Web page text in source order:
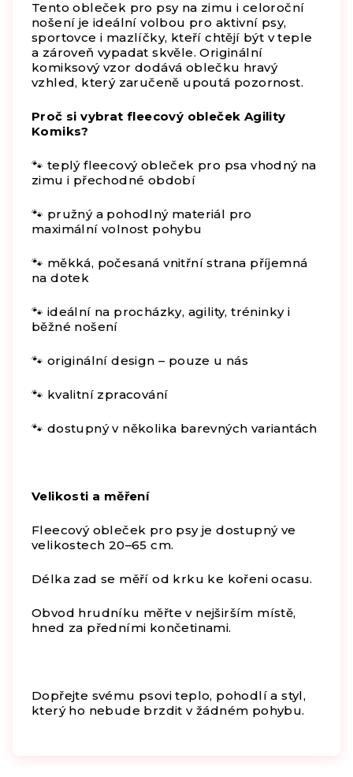
Tento obleček pro psy na zimu i celoroční
nošení je ideální volbou pro aktivní psy,
sportovce i mazlíčky, kteří chtějí být v teple
a zároveň vypadat skvěle. Originální
komiksový vzor dodává oblečku hravý
vzhled, který zaručeně upoutá pozornost.
Proč si vybrat fleecový obleček Agility
Komiks?
🐾 teplý fleecový obleček pro psa vhodný na
zimu i přechodné období
🐾 pružný a pohodlný materiál pro
maximální volnost pohybu
🐾 měkká, počesaná vnitřní strana příjemná
na dotek
🐾 ideální na procházky, agility, tréninky i
běžné nošení
🐾 originální design – pouze u nás
🐾 kvalitní zpracování
🐾 dostupný v několika barevných variantách
Velikosti a měření
Fleecový obleček pro psy je dostupný ve
velikostech 20–65 cm.
Délka zad se měří od krku ke kořeni ocasu.
Obvod hrudníku měřte v nejširším místě,
hned za předními končetinami.
Dopřejte svému psovi teplo, pohodlí a styl,
který ho nebude brzdit v žádném pohybu.